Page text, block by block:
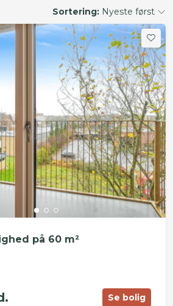
Sortering: Nyeste først
på 60 m²
Se bolig